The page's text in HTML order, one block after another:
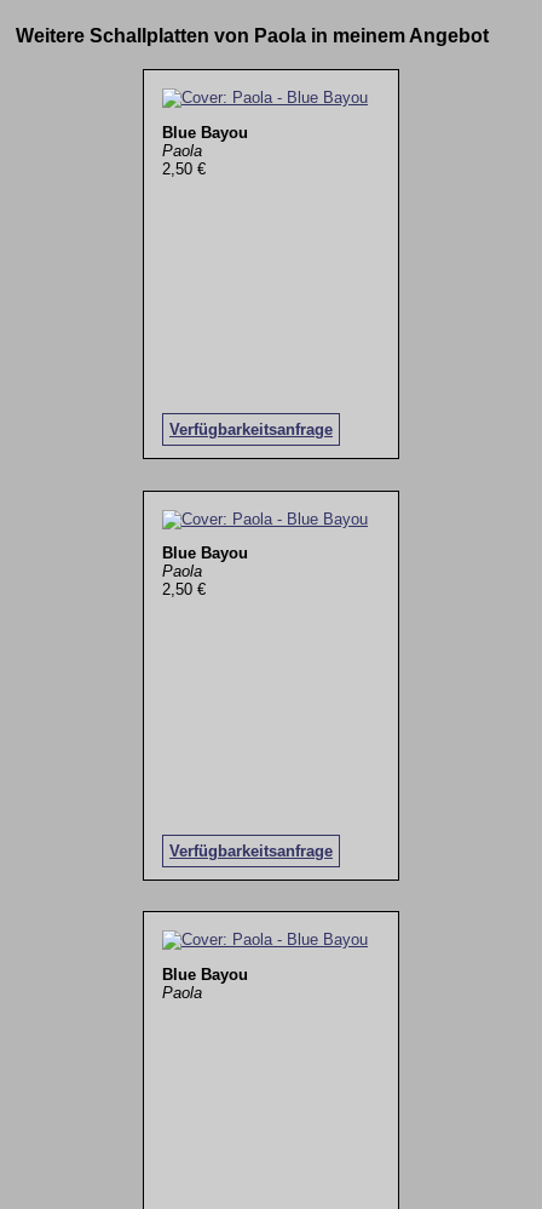
Weitere Schallplatten von Paola in meinem Angebot
Blue Bayou
Paola
2,50 €
Verfügbarkeitsanfrage
Blue Bayou
Paola
2,50 €
Verfügbarkeitsanfrage
Blue Bayou
Paola